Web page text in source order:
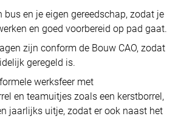
bus en je eigen gereedschap, zodat je
en goed voorbereid op pad gaat.
zijn conform de Bouw CAO, zodat
geregeld is.
werksfeer met
en teamuitjes zoals een kerstborrel,
jaarlijks uitje, zodat er ook naast het